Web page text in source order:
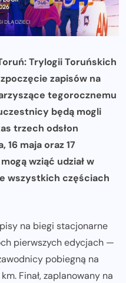
Trylogii Toruńskich
zapisów na
tegorocznemu
będą mogli
trzech odsłon
16 maja oraz 17
wziąć udział w
wszystkich częściach
na biegi stacjonarne
pierwszych edycjach —
pobiegną na
Finał, zaplanowany na